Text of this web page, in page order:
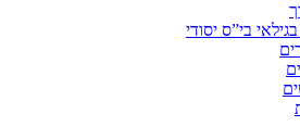
בי”ס יסודי